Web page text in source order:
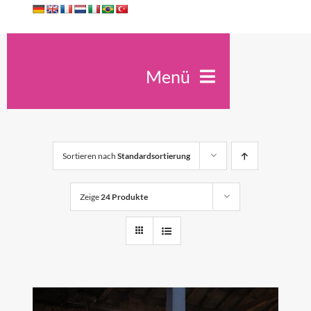
Menü
Spirit Antiqua
Seminare
Unterricht
Trauerfeiern
Sortieren nach Standardsortierung
Zeige 24 Produkte